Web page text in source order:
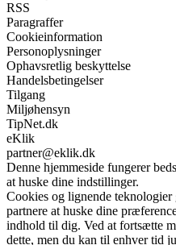
RSS
Paragraffer
Cookieinformation
Personoplysninger
Ophavsretlig beskyttelse
Handelsbetingelser
Tilgang
Miljøhensyn
TipNet.dk
eKlik
partner@eklik.dk
Denne hjemmeside fungerer
at huske dine indstillinger.
Cookies og lignende
partnere at huske dine
indhold til dig. Ved at fortsætte
dette, men du kan til enhver tid